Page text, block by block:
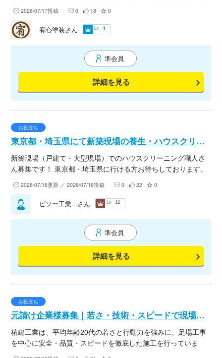
録致しました。 是非宜しくお願い致します
2026/07/17投稿 0 18 0
準会員
詳細を見る
宥心塗装さん Lv 4
お役立ち
東京都・埼玉県にて新築現場の養生・ハウスクリーニング職人さん大募集！
新築現場（戸建て・大型現場）でのハウスクリーニング職人さ
ん募集です！ 東京都・埼玉県に行ける方お待ちしております。
2026/07/16更新 ／ 2026/07/16投稿 0 22 0
準会員
詳細を見る
ビソー工業...さん Lv 12
お役立ち
元請け企業様募集｜若さ・技術・スピードで現場を支えます。
祐建工業は、平均年齢20代の若さと行動力を強みに、足場工事
を中心に安全・品質・スピードを徹底した施工を行っていま